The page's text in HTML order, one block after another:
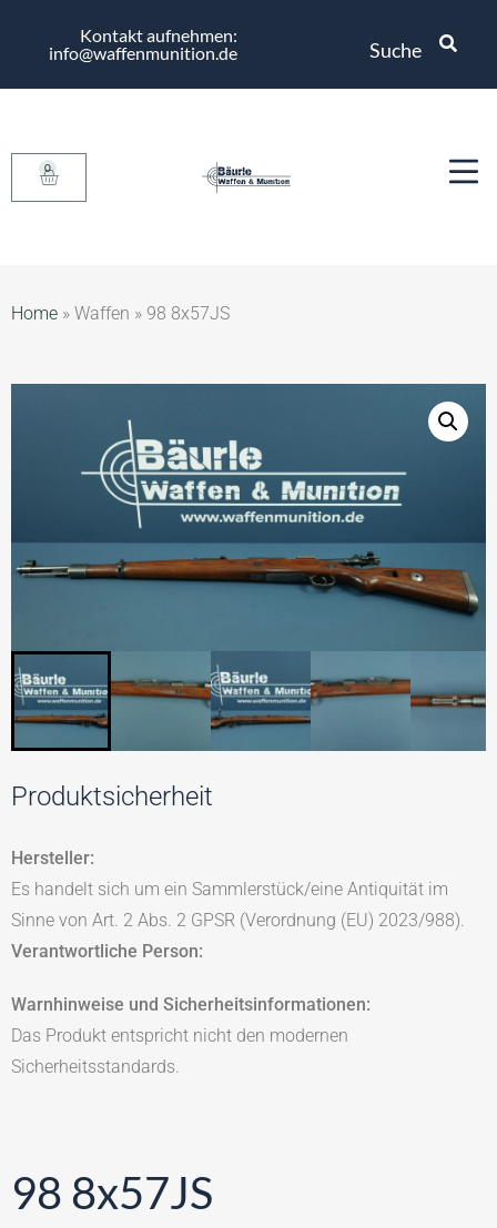
Kontakt aufnehmen:
info@waffenmunition.de
Suche
0
Home » Waffen » 98 8x57JS
Produktsicherheit
Hersteller:
Es handelt sich um ein Sammlerstück/eine Antiquität im
Sinne von Art. 2 Abs. 2 GPSR (Verordnung (EU) 2023/988).
Verantwortliche Person:
Warnhinweise und Sicherheitsinformationen:
Das Produkt entspricht nicht den modernen
Sicherheitsstandards.
98 8x57JS